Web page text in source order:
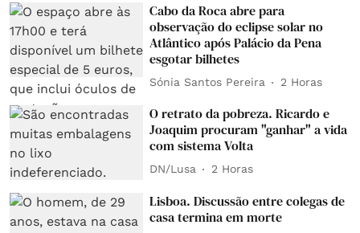
Cabo da Roca abre para
observação do eclipse solar no
Atlântico após Palácio da Pena
esgotar bilhetes
Sónia Santos Pereira 2 Horas
O retrato da pobreza. Ricardo e
Joaquim procuram "ganhar" a vida
com sistema Volta
DN/Lusa 2 Horas
Lisboa. Discussão entre colegas de
casa termina em morte